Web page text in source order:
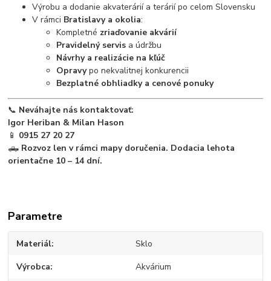
Výrobu a dodanie akvaterárií a terárií po celom Slovensku
V rámci Bratislavy a okolia:
Kompletné zriaďovanie akvárií
Pravidelný servis a údržbu
Návrhy a realizácie na kľúč
Opravypo nekvalitnej konkurencii
Bezplatné obhliadky a cenové ponuky
📞 Neváhajte nás kontaktovať:
Igor Heriban & Milan Hason
📱 0915 27 20 27
🛻 Rozvoz len v rámci mapy doručenia. Dodacia lehota
orientačne 10 – 14 dní.
Parametre
Materiál Sklo
Výrobca Akvárium